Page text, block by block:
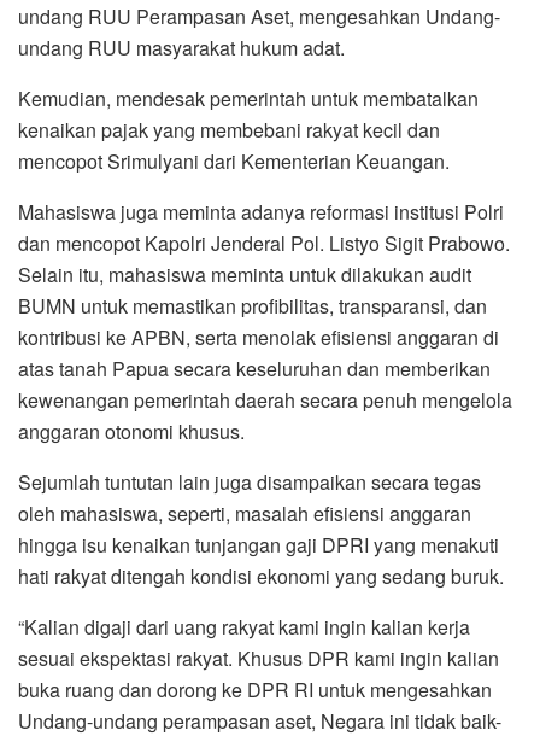
undang RUU Perampasan Aset, mengesahkan Undang-
undang RUU masyarakat hukum adat.
Kemudian, mendesak pemerintah untuk membatalkan
kenaikan pajak yang membebani rakyat kecil dan
mencopot Srimulyani dari Kementerian Keuangan.
Mahasiswa juga meminta adanya reformasi institusi Polri
dan mencopot Kapolri Jenderal Pol. Listyo Sigit Prabowo.
Selain itu, mahasiswa meminta untuk dilakukan audit
BUMN untuk memastikan profibilitas, transparansi, dan
kontribusi ke APBN, serta menolak efisiensi anggaran di
atas tanah Papua secara keseluruhan dan memberikan
kewenangan pemerintah daerah secara penuh mengelola
anggaran otonomi khusus.
Sejumlah tuntutan lain juga disampaikan secara tegas
oleh mahasiswa, seperti, masalah efisiensi anggaran
hingga isu kenaikan tunjangan gaji DPRI yang menakuti
hati rakyat ditengah kondisi ekonomi yang sedang buruk.
“Kalian digaji dari uang rakyat kami ingin kalian kerja
sesuai ekspektasi rakyat. Khusus DPR kami ingin kalian
buka ruang dan dorong ke DPR RI untuk mengesahkan
Undang-undang perampasan aset, Negara ini tidak baik-